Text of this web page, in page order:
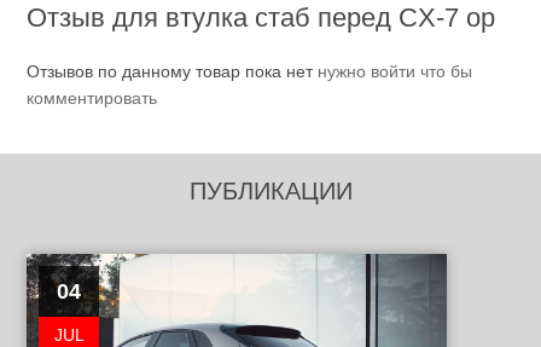
Отзыв для втулка стаб перед CX-7 ор
Отзывов по данному товар пока нет нужно войти что бы
комментировать
ПУБЛИКАЦИИ
04
JUL